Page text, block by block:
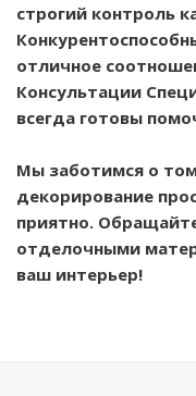
строгий контроль
отличное
Консультации
всегда готовы
Мы заботимся о
декорирование
приятно.
отделочными
ваш интерьер!